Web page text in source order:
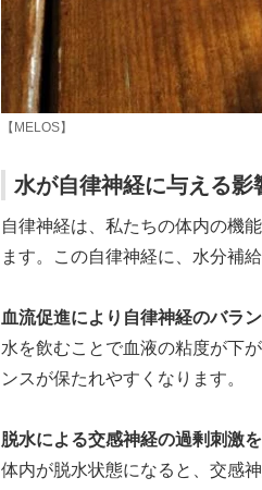
【MELOS】
水が自律神経に与える影
自律神経は、私たちの体内の機
ます。この自律神経に、水分補
血流促進により自律神経のバラ
水を飲むことで血液の粘度が下
ンスが保たれやすくなります。
脱水による交感神経の過剰刺激
体内が脱水状態になると、交感